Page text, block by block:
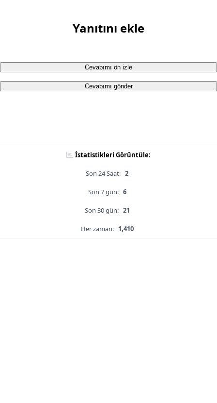
Yanıtını ekle
Cevabımı ön izle
Cevabımı gönder
İstatistikleri Görüntüle:
Son 24 Saat: 2
Son 7 gün: 6
Son 30 gün: 21
Her zaman: 1,410